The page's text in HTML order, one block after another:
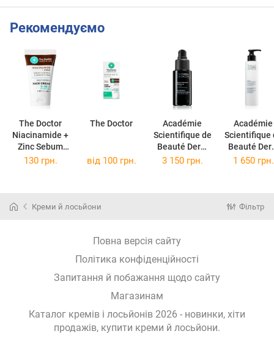
Рекомендуємо
The Doctor
Niacinamide +
Zinc Sebum
Control &
контролю
The Doctor
Académie
Scientifique de
Beauté Derm
Acte
Académie
Scientifique
Beauté
Acte
ефектом
130 грн. від 100 грн. 3 150 грн. 1 650 грн.
Креми й лосьйони Фільтр
Повна версія сайту
Політика конфіденційності
Запитання й побажання щодо сайту
Магазинам
Каталог кремів і лосьйонів 2026 - новинки, хіти
продажів, купити креми й лосьйони.